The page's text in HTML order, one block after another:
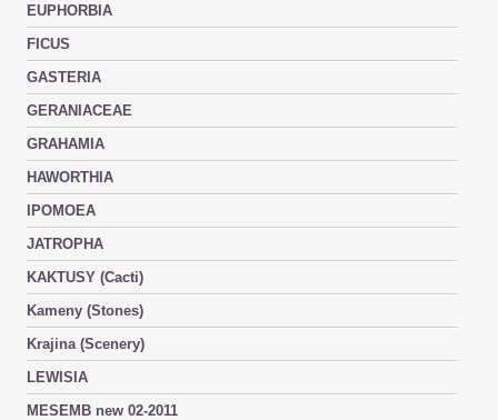
EUPHORBIA
FICUS
GASTERIA
GERANIACEAE
GRAHAMIA
HAWORTHIA
IPOMOEA
JATROPHA
KAKTUSY (Cacti)
Kameny (Stones)
Krajina (Scenery)
LEWISIA
MESEMB new 02-2011